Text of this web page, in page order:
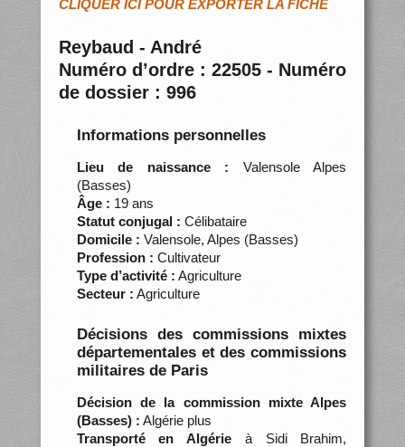
CLIQUER ICI POUR EXPORTER LA FICHE
Reybaud - André
Numéro d’ordre : 22505 - Numéro
de dossier : 996
Informations personnelles
Lieu de naissance : Valensole Alpes
(Basses)
Âge : 19 ans
Statut conjugal : Célibataire
Domicile : Valensole, Alpes (Basses)
Profession : Cultivateur
Type d’activité : Agriculture
Secteur : Agriculture
Décisions des commissions mixtes
départementales et des commissions
militaires de Paris
Décision de la commission mixte Alpes
(Basses) : Algérie plus
Transporté en Algérie à Sidi Brahim,